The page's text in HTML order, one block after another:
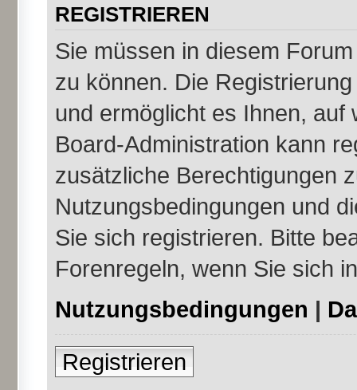
REGISTRIEREN
Sie müssen in diesem
zu können. Die
und ermöglicht es Ihnen,
Board-Administration kann
zusätzliche Berechtigungen
Nutzungsbedingungen und
Sie sich registrieren. Bitte
Forenregeln, wenn Sie sich
Nutzungsbedingungen |
Registrieren